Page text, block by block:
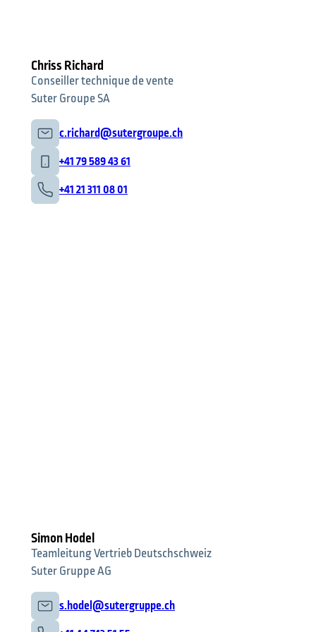
Was möchten Sie finden?
Chriss Richard
Conseiller technique de vente
Suter Groupe SA
c.richard@sutergroupe.ch
+41 79 589 43 61
+41 21 311 08 01
Simon Hodel
Teamleitung Vertrieb Deutschschweiz
Suter Gruppe AG
s.hodel@sutergruppe.ch